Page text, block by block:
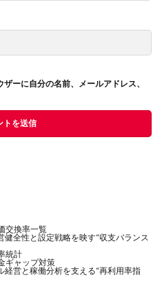
ーに自分の名前、メールアドレス、
交換率一覧
健全性と設定戦略を映す“収支バランス
統計
ギャップ対策
経営と稼働分析を支える“再利用率指